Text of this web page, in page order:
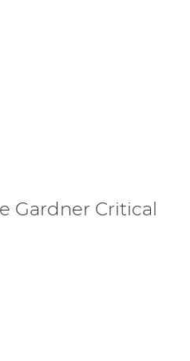
Gardner Critical